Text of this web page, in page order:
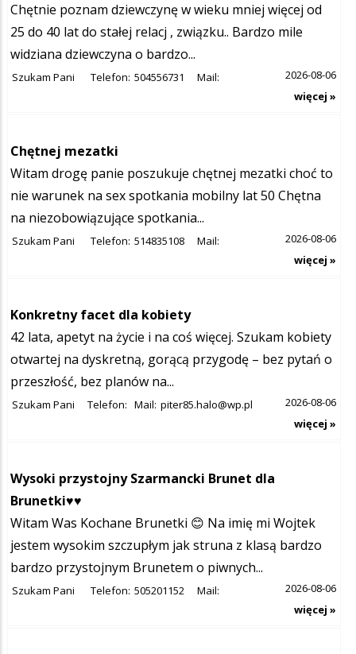
Chętnie poznam dziewczynę w wieku mniej więcej od
25 do 40 lat do stałej relacj , związku.. Bardzo mile
widziana dziewczyna o bardzo...
Szukam Pani Telefon: 504556731 Mail:
2026-08-06
więcej »
Chętnej mezatki
Witam drogę panie poszukuje chętnej mezatki choć to
nie warunek na sex spotkania mobilny lat 50 Chętna
na niezobowiązujące spotkania...
Szukam Pani Telefon: 514835108 Mail:
2026-08-06
więcej »
Konkretny facet dla kobiety
42 lata, apetyt na życie i na coś więcej. Szukam kobiety
otwartej na dyskretną, gorącą przygodę – bez pytań o
przeszłość, bez planów na...
Szukam Pani Telefon: Mail: piter85.halo@wp.pl
2026-08-06
więcej »
Wysoki przystojny Szarmancki Brunet dla
Brunetki♥️♥️
Witam Was Kochane Brunetki 😊 Na imię mi Wojtek
jestem wysokim szczupłym jak struna z klasą bardzo
bardzo przystojnym Brunetem o piwnych...
Szukam Pani Telefon: 505201152 Mail:
2026-08-06
więcej »